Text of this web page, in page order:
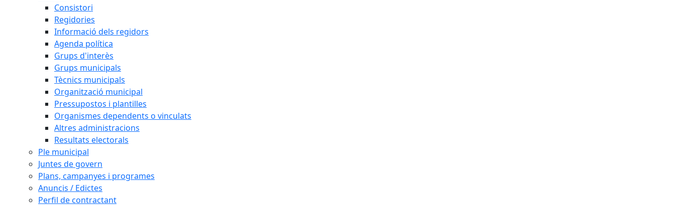
Consistori
Regidories
Informació dels regidors
Agenda política
Grups d'interès
Grups municipals
Tècnics municipals
Organització municipal
Pressupostos i plantilles
Organismes dependents o vinculats
Altres administracions
Resultats electorals
Ple municipal
Juntes de govern
Plans, campanyes i programes
Anuncis / Edictes
Perfil de contractant